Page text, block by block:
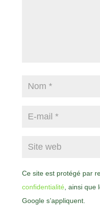
Ce site est protégé par
confidentialité , ainsi que
Google s’appliquent.